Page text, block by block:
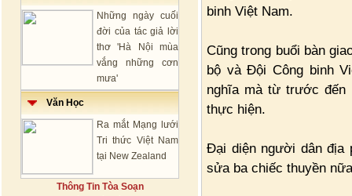
Những ngày cuối
đời của tác giả lời
thơ 'Hà Nội mùa
vắng những cơn
mưa'
Văn Học
Ra mắt Mạng lưới
Tri thức Việt Nam
tại New Zealand
Thông Tin Tòa Soạn
binh Việt Nam.
Cũng trong buổi bàn
bộ và Đội Công binh
nghĩa mà từ trước đến
thực hiện.
Đại diện người dân địa
sửa ba chiếc thuyền